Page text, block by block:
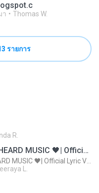
า Thomas W.
รายการ
R.
ไม่มีใครรู้ตัวเรา– UNHEARD MUSIC 🖤| Official Lyric Video | เพลงสู้ชีวิต
L.